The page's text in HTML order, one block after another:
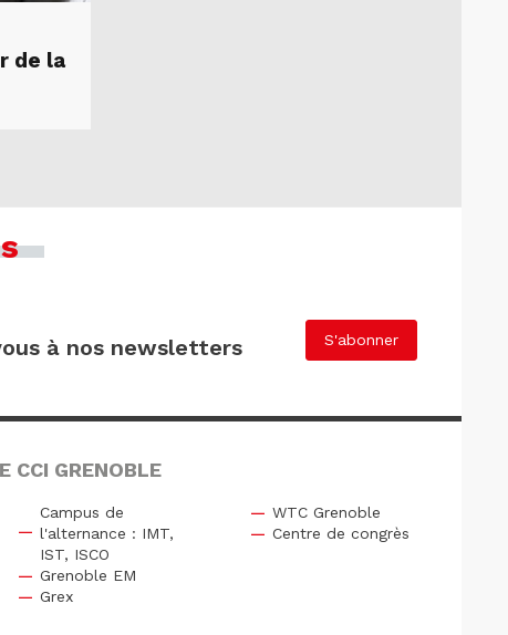
de la
à nos newsletters S'abonner
CCI GRENOBLE
Campus de
l'alternance : IMT,
IST, ISCO
Grenoble EM
Grex
WTC Grenoble
Centre de congrès